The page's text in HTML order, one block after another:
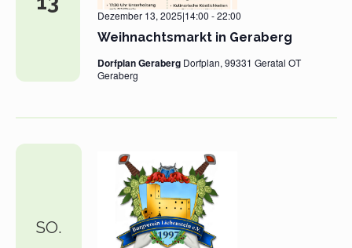
Weihnachtsmarkt in Geraberg
Dezember 13, 2025|14:00 -22:00
Dorfplan Geraberg Dorfplan, 99331 Geratal OT
Geraberg
SO.